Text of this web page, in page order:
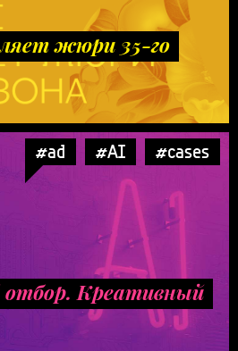
жюри 35-го
#ad #AI #cases
отбор. Креативный